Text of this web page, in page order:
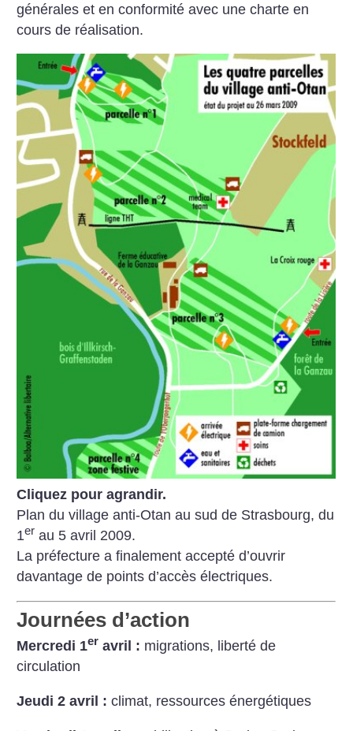
généraleset en conformité avec une charte en
cours de réalisation.
Cliquez pour agrandir.
Plan du village anti-Otan au sud de Strasbourg, du
1er au 5 avril 2009.
La préfecture a finalement accepté d’ouvrir
davantage de points d’accès électriques.
Journées d’action
Mercredi 1er avril : migrations, liberté de
circulation
Jeudi 2 avril : climat, ressources énergétiques